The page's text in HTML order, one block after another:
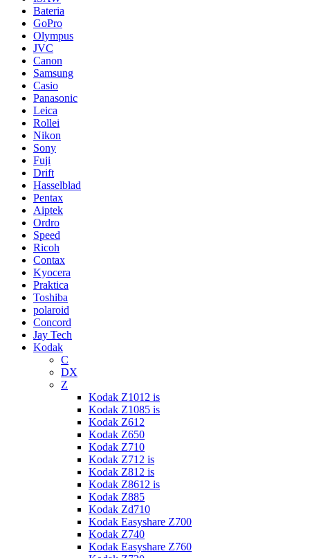
Bateria
GoPro
Olympus
JVC
Canon
Samsung
Casio
Panasonic
Leica
Rollei
Nikon
Sony
Fuji
Drift
Hasselblad
Pentax
Aiptek
Ordro
Speed
Ricoh
Contax
Kyocera
Praktica
Toshiba
polaroid
Concord
Jay Tech
Kodak
C
DX
Z
Kodak Z1012 is
Kodak Z1085 is
Kodak Z612
Kodak Z650
Kodak Z710
Kodak Z712 is
Kodak Z812 is
Kodak Z8612 is
Kodak Z885
Kodak Zd710
Kodak Easyshare Z700
Kodak Z740
Kodak Easyshare Z760